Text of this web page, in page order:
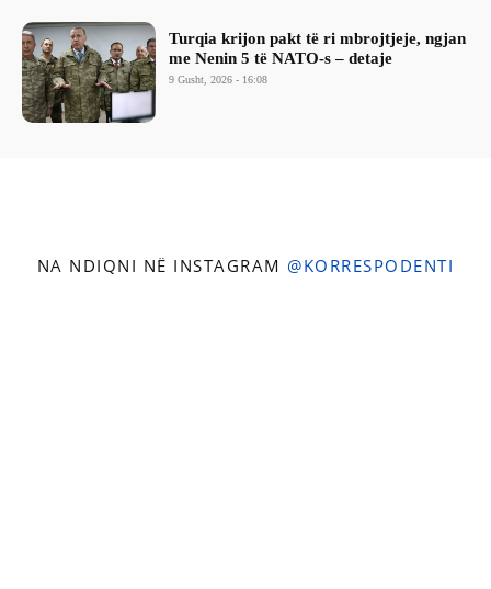
Turqia krijon pakt të ri mbrojtjeje, ngjan
me Nenin 5 të NATO-s – detaje
9 Gusht, 2026 - 16:08
NA NDIQNI NË INSTAGRAM @KORRESPODENTI